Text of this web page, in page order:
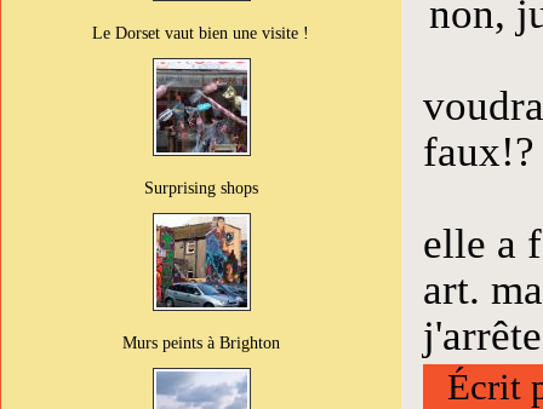
Le Dorset vaut bien une visite !
Surprising shops
Murs peints à Brighton
non,
elle a
art.
Écrit